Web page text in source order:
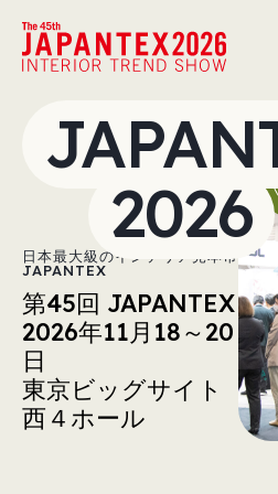
2026
日本最大級のインテリア見本市
JAPANTEX
第45回 JAPANTEX
2026年11月18～20
日
東京ビッグサイト
西４ホール